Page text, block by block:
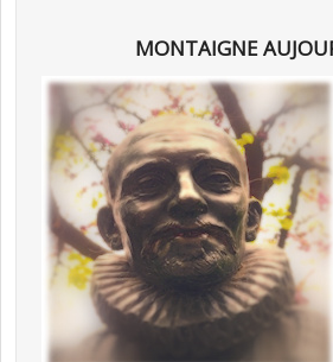
MONTAIGNE